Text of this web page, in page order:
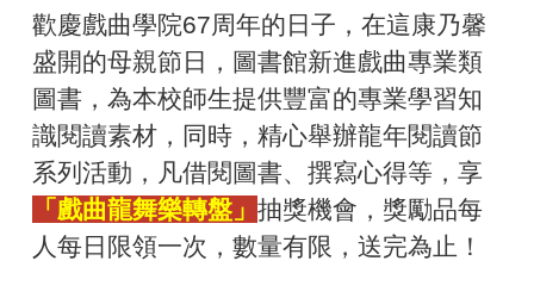
歡慶戲曲學院67周年的日子，在這康乃馨
盛開的母親節日，圖書館新進戲曲專業類
圖書，為本校師生提供豐富的專業學習知
識閱讀素材，同時，精心舉辦龍年閱讀節
系列活動，凡借閱圖書、撰寫心得等，享
「戲曲龍舞樂轉盤」 抽獎機會，獎勵品每
人每日限領一次，數量有限，送完為止！